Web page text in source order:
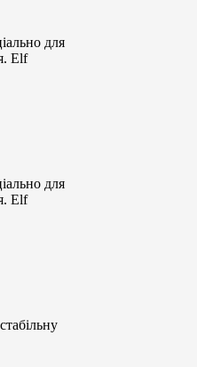
для
Elf
для
Elf